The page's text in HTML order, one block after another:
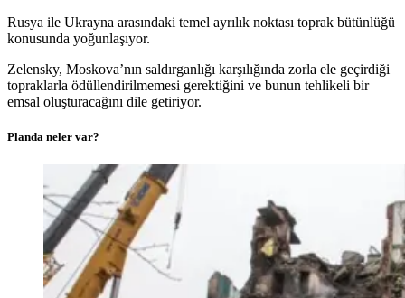
Rusya ile Ukrayna arasındaki temel ayrılık noktası toprak bütünlüğü
konusunda yoğunlaşıyor.
Zelensky, Moskova’nın saldırganlığı karşılığında zorla ele geçirdiği
topraklarla ödüllendirilmemesi gerektiğini ve bunun tehlikeli bir
emsal oluşturacağını dile getiriyor.
Planda neler var?